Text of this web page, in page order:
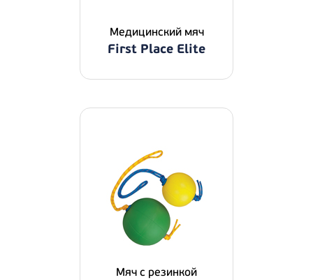
Медицинский мяч
First Place Elite
Мяч с резинкой